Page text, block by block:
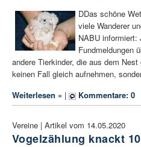
DDas schöne
viele Wanderer
NABU
Fundmeldungen
andere Tierkinder, die aus dem
keinen Fall gleich aufnehmen,
Weiterlesen » | Kommentare: 0
Vereine | Artikel vom 14.05.2020
Vogelzählung knackt